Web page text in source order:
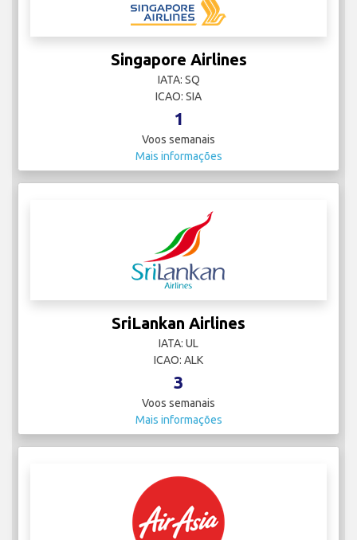
Singapore Airlines
IATA: SQ
ICAO: SIA
1
Voos semanais
Mais informações
SriLankan Airlines
IATA: UL
ICAO: ALK
3
Voos semanais
Mais informações